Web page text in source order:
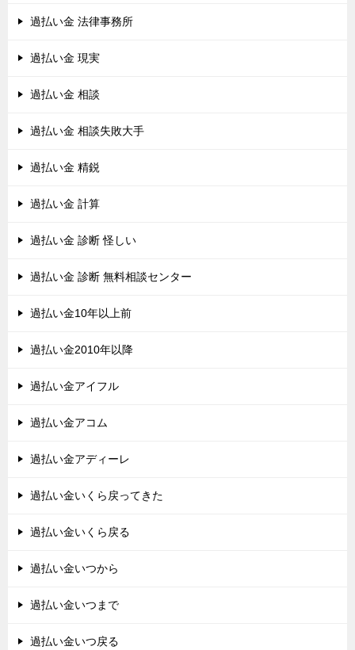
過払い金 法律事務所
過払い金 現実
過払い金 相談
過払い金 相談失敗大手
過払い金 精鋭
過払い金 計算
過払い金 診断 怪しい
過払い金 診断 無料相談センター
過払い金10年以上前
過払い金2010年以降
過払い金アイフル
過払い金アコム
過払い金アディーレ
過払い金いくら戻ってきた
過払い金いくら戻る
過払い金いつから
過払い金いつまで
過払い金いつ戻る